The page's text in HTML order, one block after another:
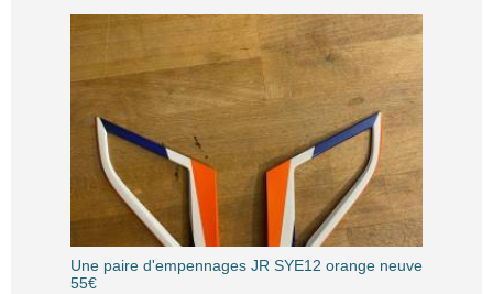
Une paire d'empennages JR SYE12 orange neuve
55€